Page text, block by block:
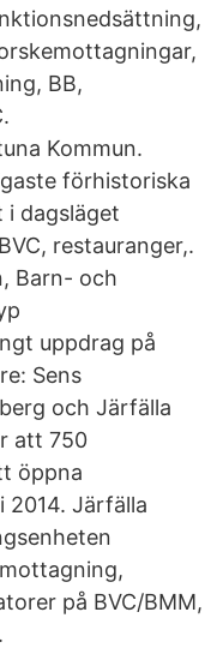
BB,
Kommun.
förhistoriska
dagsläget
restauranger,.
Barn- och
uppdrag på
Sens
och Järfälla
att 750
öppna
2014. Järfälla
på BVC/BMM,